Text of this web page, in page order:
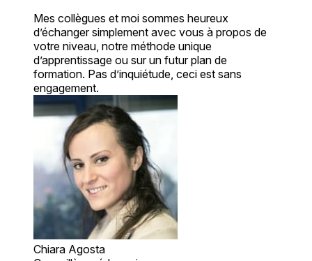
Mes collègues et moi sommes heureux
d’échanger simplement avec vous à propos de
votre niveau, notre méthode unique
d’apprentissage ou sur un futur plan de
formation. Pas d’inquiétude, ceci est sans
engagement.
Chiara Agosta